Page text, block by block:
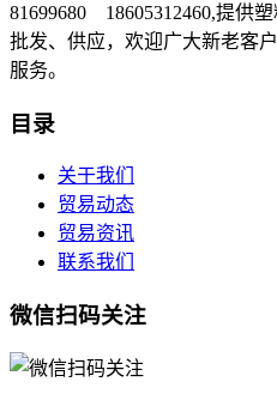
81699680 18605312460,提供
批发、供应，欢迎广大新老客
服务。
目录
关于我们
贸易动态
贸易资讯
联系我们
微信扫码关注